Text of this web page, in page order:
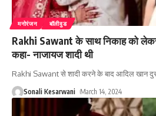
मनोरंजन बॉलीवुड
Rakhi Sawant के साथ निकाह को
कहा- नाजायज शादी थी
Rakhi Sawant से शादी करने के बाद आदिल खान
Sonali Kesarwani March 14, 2024